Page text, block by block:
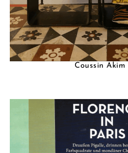
Coussin Akim